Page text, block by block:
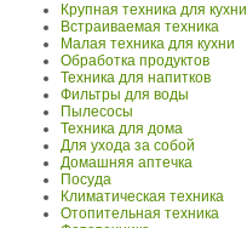
Крупная техника для кухни
Встраиваемая техника
Малая техника для кухни
Обработка продуктов
Техника для напитков
Фильтры для воды
Пылесосы
Техника для дома
Для ухода за собой
Домашняя аптечка
Посуда
Климатическая техника
Отопительная техника